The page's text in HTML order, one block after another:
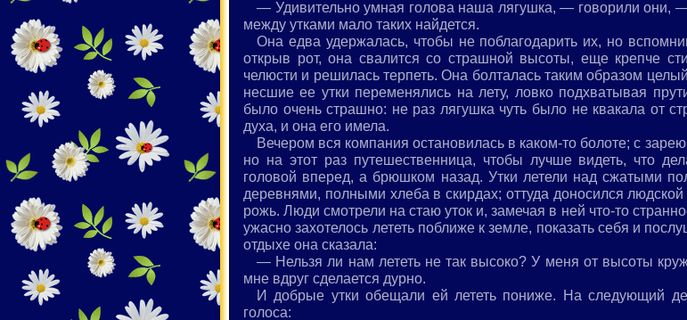
— Удивительно умная голова наша лягушка, — говорили они,
между утками мало таких найдется.
Она едва удержалась, чтобы не поблагодарить их, но
открыв рот, она свалится со страшной высоты, еще крепче
челюсти и решилась терпеть. Она болталась таким образом
несшие ее утки переменялись на лету, ловко подхватывая
было очень страшно: не раз лягушка чуть было не квакала от
духа, и она его имела.
Вечером вся компания остановилась в каком-то болоте; с
но на этот раз путешественница, чтобы лучше видеть, что
головой вперед, а брюшком назад. Утки летели над сжатыми
деревнями, полными хлеба в скирдах; оттуда доносился
рожь. Люди смотрели на стаю уток и, замечая в ней что-то
ужасно захотелось лететь поближе к земле, показать себя и
отдыхе она сказала:
— Нельзя ли нам лететь не так высоко? У меня от высоты
мне вдруг сделается дурно.
И добрые утки обещали ей лететь пониже. На следующий
голоса: